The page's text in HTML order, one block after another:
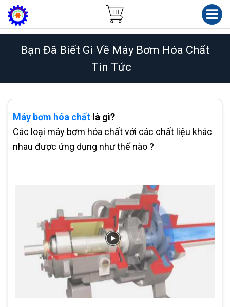
Bạn Đã Biết Gì Về Máy Bơm Hóa Chất
Tin Tức
Máy bơm hóa chất là gì?
Các loại máy bơm hóa chất với các chất liệu khác
nhau được ứng dụng như thế nào ?